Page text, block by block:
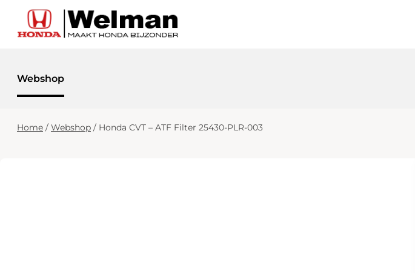
Webshop
Home / Webshop / Honda CVT – ATF Filter 25430-PLR-003